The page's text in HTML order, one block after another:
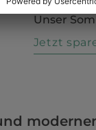
Unser
Jetzt